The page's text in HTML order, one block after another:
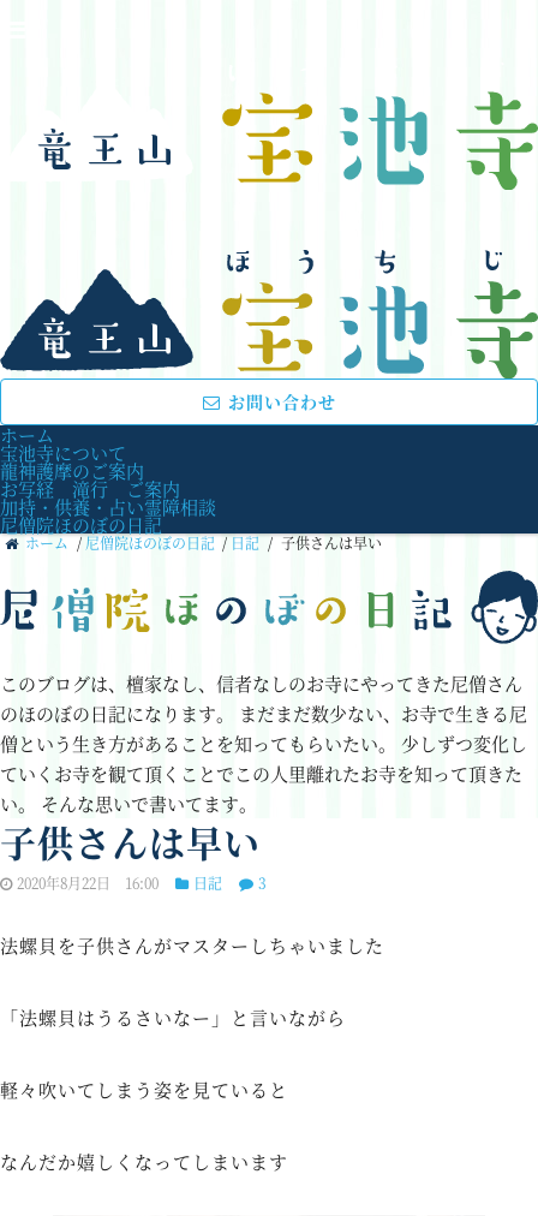
お問い合わせ
ホーム
宝池寺について
龍神護摩のご案内
お写経 滝行 ご案内
加持・供養・占い霊障相談
尼僧院ほのぼの日記
ホーム / 尼僧院ほのぼの日記 / 日記 / 子供さんは早い
このブログは、檀家なし、信者なしのお寺にやってきた尼僧さん
のほのぼの日記になります。 まだまだ数少ない、お寺で生きる尼
僧という生き方があることを知ってもらいたい。
少しずつ変化し
ていくお寺を観て頂くことでこの人里離れたお寺を知って頂きた
い。 そんな思いで書いてます。
子供さんは早い
2020年8月22日 16:00 日記 3
法螺貝を子供さんがマスターしちゃいました
「法螺貝はうるさいなー」と言いながら
軽々吹いてしまう姿を見ていると
なんだか嬉しくなってしまいます